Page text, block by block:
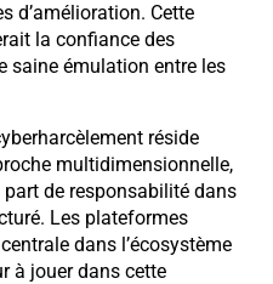
d’amélioration. Cette
la confiance des
saine émulation entre les
réside
multidimensionnelle,
de responsabilité dans
Les plateformes
dans l’écosystème
à jouer dans cette